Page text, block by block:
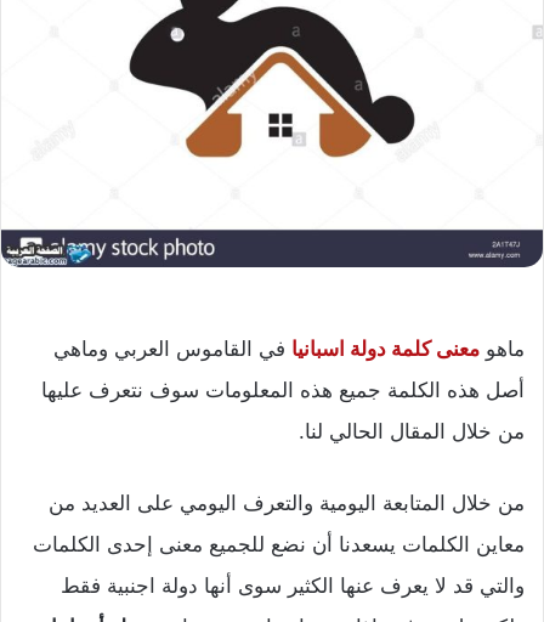
ماهو معنى كلمة دولة اسبانيا في القاموس العربي وماهي
أصل هذه الكلمة جميع هذه المعلومات سوف نتعرف عليها
من خلال المقال الحالي لنا.
من خلال المتابعة اليومية والتعرف اليومي على العديد من
معاين الكلمات يسعدنا أن نضع للجميع معنى إحدى الكلمات
والتي قد لا يعرف عنها الكثير سوى أنها دولة اجنبية فقط